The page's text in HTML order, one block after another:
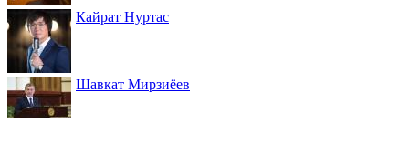
Кайрат Нуртас
Шавкат Мирзиёев